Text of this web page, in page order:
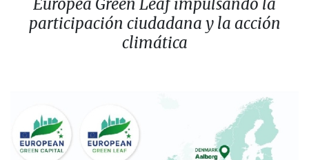
Europea Green Leaf impulsando la
participación ciudadana y la acción
climática